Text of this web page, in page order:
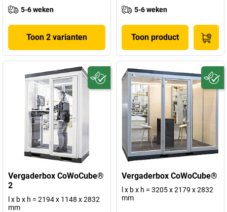
5-6 weken
Toon 2 varianten
5-6 weken
Toon product
Vergaderbox CoWoCube®
2
l x b x h = 2194 x 1148 x 2832
mm
Vergaderbox CoWoCube®
l x b x h = 3205 x 2179 x 2832
mm